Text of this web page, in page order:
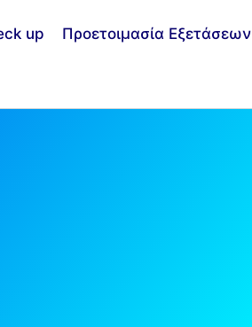
up Προετοιμασία Εξετάσεων